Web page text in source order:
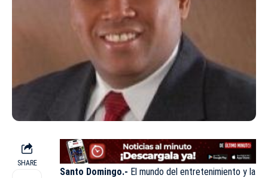
SHARE
Santo Domingo.- El mundo del entretenimiento y la